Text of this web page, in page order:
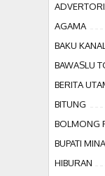
AGAMA
BAKU
BAWASLU
BERITA
BITUNG
BOLMONG
BUPATI
HIBURAN